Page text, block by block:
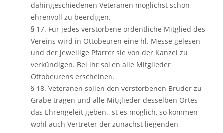
dahingeschiedenen Veteranen möglichst schon
ehrenvoll zu beerdigen.
§ 17. Für jedes verstorbene ordentliche Mitglied des
Vereins wird in Ottobeuren eine hl. Messe gelesen
und der jeweilige Pfarrer sie von der Kanzel zu
verkündigen. Bei ihr sollen alle Mitglieder
Ottobeurens erscheinen.
§ 18. Veteranen sollen den verstorbenen Bruder zu
Grabe tragen und alle Mitglieder desselben Ortes
das Ehrengeleit geben. Ist es möglich, so kommen
wohl auch Vertreter der zunächst liegenden